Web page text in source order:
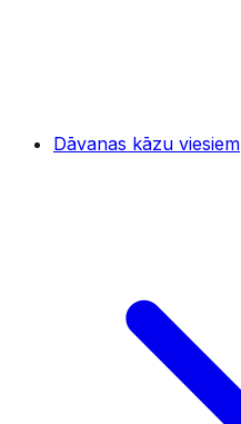
Dāvanas kāzu viesiem